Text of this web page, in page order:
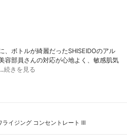
、ボトルが綺麗だったSHISEIDOのアル
容部員さんの対応が心地よく、敏感肌気
続きを見る
イジング コンセントレート III